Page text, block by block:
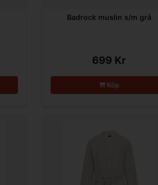
Badrock muslin s/m grå
699 Kr
Köp